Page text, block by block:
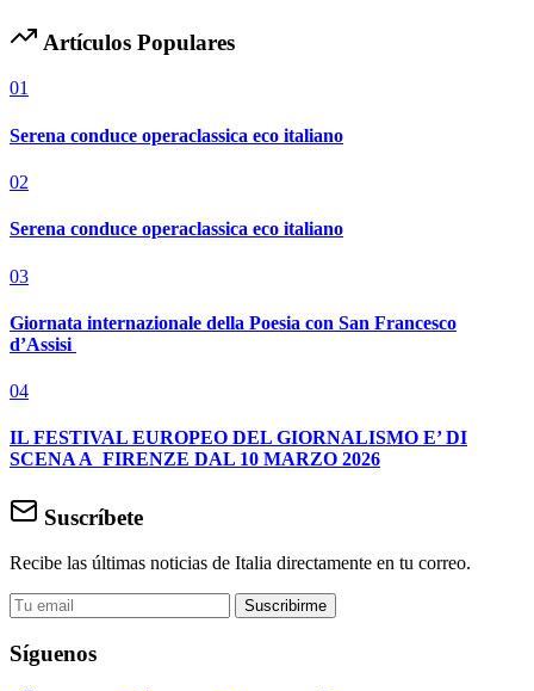
Artículos Populares
01
Serena conduce operaclassica eco italiano
02
Serena conduce operaclassica eco italiano
03
Giornata internazionale della Poesia con San Francesco
d’Assisi
04
IL FESTIVAL EUROPEO DEL GIORNALISMO E’ DI
SCENA A FIRENZE DAL 10 MARZO 2026
Suscríbete
Recibe las últimas noticias de Italia directamente en tu correo.
Suscribirme
Síguenos